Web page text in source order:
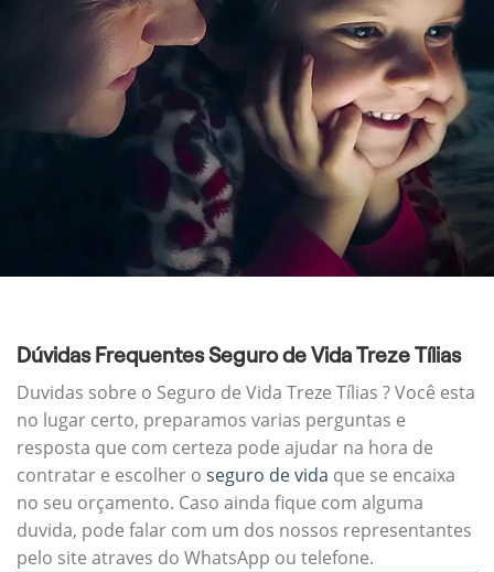
Dúvidas Frequentes Seguro de Vida Treze Tílias
Duvidas sobre o Seguro de Vida Treze Tílias ? Você esta
no lugar certo, preparamos varias perguntas e
resposta que com certeza pode ajudar na hora de
contratar e escolher o seguro de vida que se encaixa
no seu orçamento. Caso ainda fique com alguma
duvida, pode falar com um dos nossos representantes
pelo site atraves do WhatsApp ou telefone.